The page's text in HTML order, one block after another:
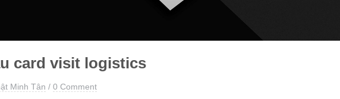
card visit logistics
Minh Tân / 0 Comment